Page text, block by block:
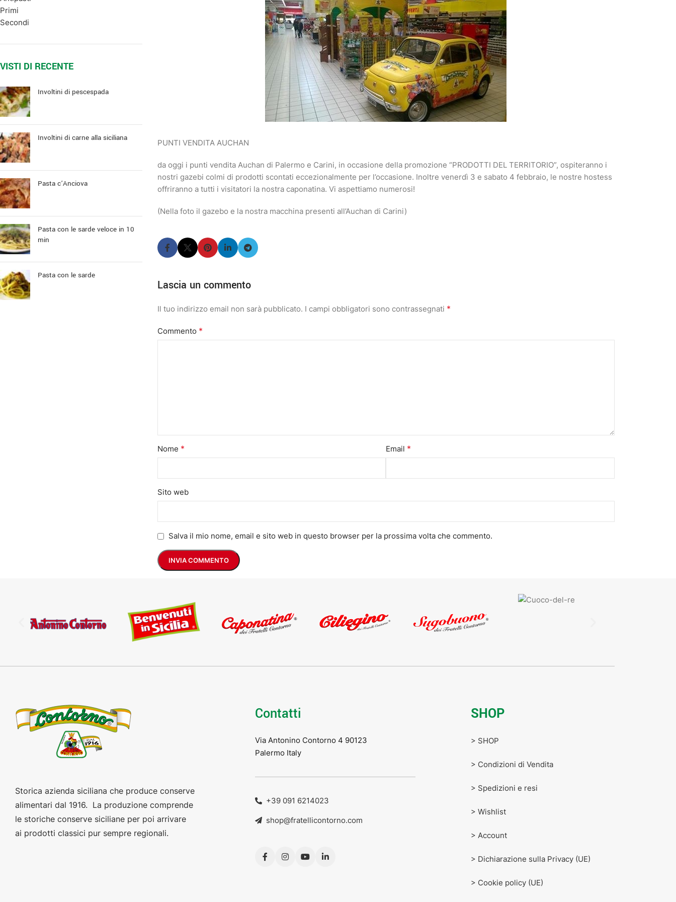
Primi
Secondi
VISTI DI RECENTE
Involtini di pescespada
Involtini di carne alla siciliana
Pasta c’Anciova
Pasta con le sarde veloce in 10
min
Pasta con le sarde
PUNTI VENDITA AUCHAN
da oggi i punti vendita Auchan di Palermo e Carini, in occasione della promozione “PRODOTTI DEL TERRITORIO”, ospiteranno i
nostri gazebi colmi di prodotti scontati eccezionalmente per l’occasione. Inoltre venerdì 3 e sabato 4 febbraio, le nostre hostess
offriranno a tutti i visitatori la nostra caponatina. Vi aspettiamo numerosi!
(Nella foto il gazebo e la nostra macchina presenti all’Auchan di Carini)
Lascia un commento
Il tuo indirizzo email non sarà pubblicato. I campi obbligatori sono contrassegnati *
Commento *
Nome * Email *
Sito web
Salva il mio nome, email e sito web in questo browser per la prossima volta che commento.
Storica azienda siciliana che produce conserve
alimentari dal 1916. La produzione comprende
le storiche conserve siciliane per poi arrivare
ai prodotti classici pur sempre regionali.
Contatti
Via Antonino Contorno 4 90123
Palermo Italy
+39 091 6214023
shop@fratellicontorno.com
SHOP
> SHOP
> Condizioni di Vendita
> Spedizioni e resi
> Wishlist
> Account
> Dichiarazione sulla Privacy (UE)
> Cookie policy (UE)